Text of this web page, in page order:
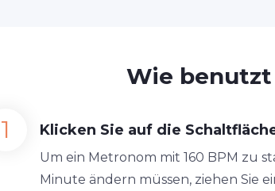
Wie benutzt
Klicken Sie auf die
Um ein Metronom mit 160 BPM zu
Minute ändern müssen, ziehen Sie